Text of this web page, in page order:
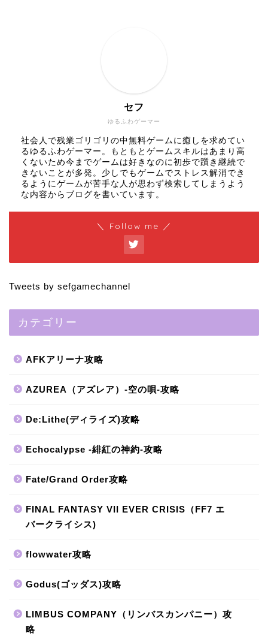
ゆるふわゲーマー
セフ
社会人で残業ゴリゴリの中無料ゲームに癒しを求めてい
るゆるふわゲーマー。もともとゲームスキルはあまり高
くないため今までゲームは好きなのに初歩で躓き継続で
きないことが多発。少しでもゲームでストレス解消でき
るようにゲームが苦手な人が思わず検索してしまうよう
な内容からブログを書いています。
＼ Follow me ／
Tweets by sefgamechannel
カテゴリー
AFKアリーナ攻略
AZUREA（アズレア）-空の唄-攻略
De:Lithe(ディライズ)攻略
Echocalypse -緋紅の神約-攻略
Fate/Grand Order攻略
FINAL FANTASY VII EVER CRISIS（FF7 エ
バークライシス)
flowwater攻略
Godus(ゴッダス)攻略
LIMBUS COMPANY（リンバスカンパニー）攻
略